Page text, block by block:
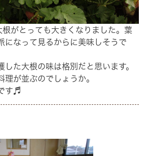
がとっても大きくなりました。葉
になって見るからに美味しそうで
した大根の味は格別だと思います。
理が並ぶのでしょうか。
す♬